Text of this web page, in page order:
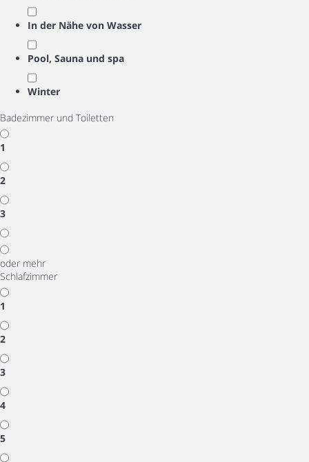
In der Nähe von Wasser
Pool, Sauna und spa
Winter
Badezimmer und Toiletten
1
2
3
oder mehr
Schlafzimmer
1
2
3
4
5